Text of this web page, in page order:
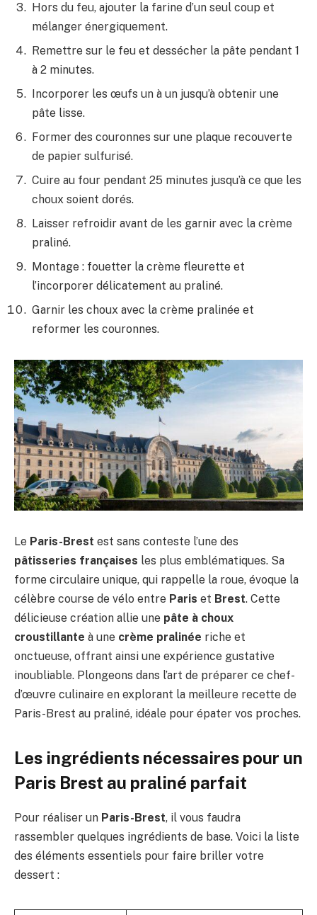
Hors du feu, ajouter la farine d’un seul coup et
mélanger énergiquement.
Remettre sur le feu et dessécher la pâte pendant 1
à 2 minutes.
Incorporer les œufs un à un jusqu’à obtenir une
pâte lisse.
Former des couronnes sur une plaque recouverte
de papier sulfurisé.
Cuire au four pendant 25 minutes jusqu’à ce que les
choux soient dorés.
Laisser refroidir avant de les garnir avec la crème
praliné.
Montage : fouetter la crème fleurette et
l’incorporer délicatement au praliné.
Garnir les choux avec la crème pralinée et
reformer les couronnes.
Le Paris-Brest est sans conteste l’une des
pâtisseries françaises les plus emblématiques. Sa
forme circulaire unique, qui rappelle la roue, évoque la
célèbre course de vélo entre Paris et Brest. Cette
délicieuse création allie une pâte à choux
croustillante à une crème pralinée riche et
onctueuse, offrant ainsi une expérience gustative
inoubliable. Plongeons dans l’art de préparer ce chef-
d’œuvre culinaire en explorant la meilleure recette de
Paris-Brest au praliné, idéale pour épater vos proches.
Les ingrédients nécessaires pour un
Paris Brest au praliné parfait
Pour réaliser un Paris-Brest, il vous faudra
rassembler quelques ingrédients de base. Voici la liste
des éléments essentiels pour faire briller votre
dessert :